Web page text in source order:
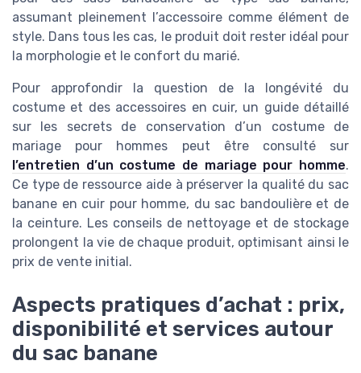
assumant pleinement l’accessoire comme élément de
style. Dans tous les cas, le produit doit rester idéal pour
la morphologie et le confort du marié.
Pour approfondir la question de la longévité du
costume et des accessoires en cuir, un guide détaillé
sur les secrets de conservation d’un costume de
mariage pour hommes peut être consulté sur
l’entretien d’un costume de mariage pour homme.
Ce type de ressource aide à préserver la qualité du sac
banane en cuir pour homme, du sac bandoulière et de
la ceinture. Les conseils de nettoyage et de stockage
prolongent la vie de chaque produit, optimisant ainsi le
prix de vente initial.
Aspects pratiques d’achat : prix,
disponibilité et services autour
du sac banane